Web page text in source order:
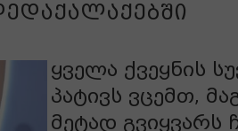
ყველა ქვეყნის
პატივს ვცემთ,
მეტად გვიყვარს